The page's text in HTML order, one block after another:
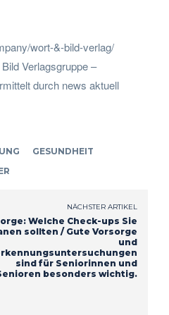
wort-&-bild-verlag/
Verlagsgruppe –
durch news aktuell
GESUNDHEIT
NÄCHSTER ARTIKEL
Welche Check-ups Sie
sollten / Gute Vorsorge
und
sind für Seniorinnen und
besonders wichtig.